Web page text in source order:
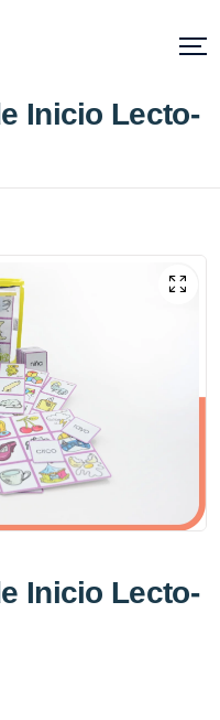
Inicio Lecto-
Inicio Lecto-